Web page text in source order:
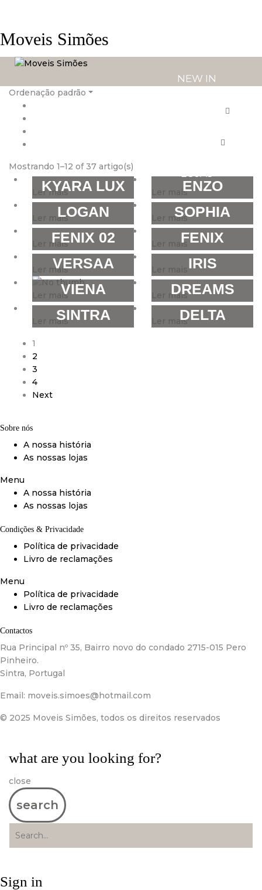
Moveis Simões
NEW IN
LOJAS
Ordenação padrão
Mostrando 1–12 of 37 artigo(s)
Ler mais
KYARA LUX Ler maisENZO
Ler maisLOGAN Ler maisSOPHIA
Ler maisFENIX 02 Ler maisFENIX
Ler maisVERSAA Ler maisIRIS
Ler maisVIENA Ler maisDREAMS
Ler maisSINTRA Ler maisDELTA
1
2
3
4
Next
Sobre nós
A nossa história
As nossas lojas
Menu
A nossa história
As nossas lojas
Condições & Privacidade
Política de privacidade
Livro de reclamações
Menu
Política de privacidade
Livro de reclamações
Contactos
Rua Principal nº 35, Bairro novo do condado 2715-015 Pero
Pinheiro.
Sintra, Portugal
Email: moveis.simoes@hotmail.com
© 2025 Moveis Simões, todos os direitos reservados
what are you looking for?
close
search
Sign in